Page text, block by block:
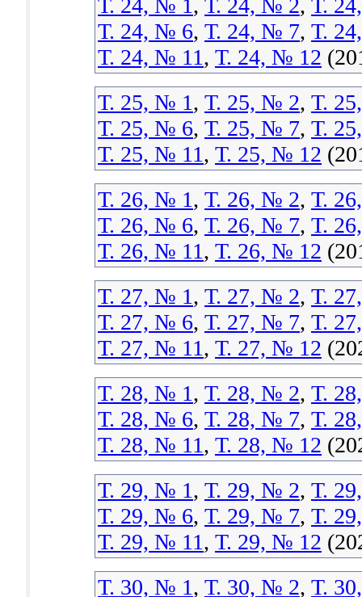
Т. 24, № 1, Т. 24, № 2, Т.
Т. 24, № 6, Т. 24, № 7, Т.
Т. 24, № 11, Т. 24, № 12
Т. 25, № 1, Т. 25, № 2, Т.
Т. 25, № 6, Т. 25, № 7, Т.
Т. 25, № 11, Т. 25, № 12
Т. 26, № 1, Т. 26, № 2, Т.
Т. 26, № 6, Т. 26, № 7, Т.
Т. 26, № 11, Т. 26, № 12
Т. 27, № 1, Т. 27, № 2, Т.
Т. 27, № 6, Т. 27, № 7, Т.
Т. 27, № 11, Т. 27, № 12
Т. 28, № 1, Т. 28, № 2, Т.
Т. 28, № 6, Т. 28, № 7, Т.
Т. 28, № 11, Т. 28, № 12
Т. 29, № 1, Т. 29, № 2, Т.
Т. 29, № 6, Т. 29, № 7, Т.
Т. 29, № 11, Т. 29, № 12
Т. 30, № 1, Т. 30, № 2, Т.